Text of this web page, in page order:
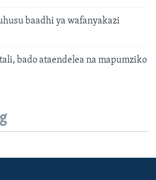
baadhi ya wafanyakazi
bado ataendelea na mapumziko